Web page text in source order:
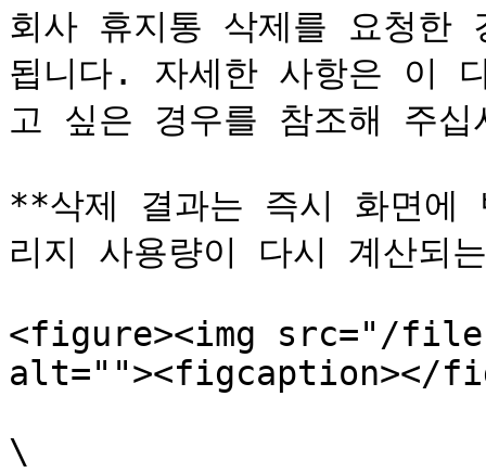
회사 휴지통 삭제를 요청한
됩니다. 자세한 사항은 이
고 싶은 경우를 참조해 주십
**삭제 결과는 즉시 화면에
리지 사용량이 다시 계산되
<figure><img src="/files/
alt=""><figcaption></
\